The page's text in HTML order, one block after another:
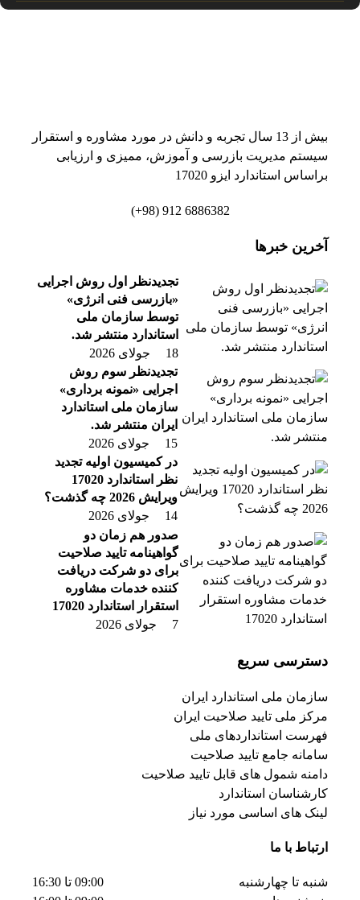
بیش از 13 سال تجربه و دانش در مورد مشاوره و استقرار
سیستم مدیریت بازرسی و آموزش، ممیزی و ارزیابی
براساس استاندارد ایزو 17020
6886382 912 (98+)
آخرین خبرها
تجدیدنظر اول روش اجرایی
«بازرسی فنی انرژی»
توسط سازمان ملی
استاندارد منتشر شد.
18 جولای 2026
تجدیدنظر سوم روش
اجرایی «نمونه برداری»
سازمان ملی استاندارد
ایران منتشر شد.
15 جولای 2026
در کمیسیون اولیه تجدید
نظر استاندارد 17020
ویرایش 2026 چه گذشت؟
14 جولای 2026
صدور هم زمان دو
گواهینامه تایید صلاحیت
برای دو شرکت دریافت
کننده خدمات مشاوره
استقرار استاندارد 17020
7 جولای 2026
دسترسی سریع
سازمان ملی استاندارد ایران
مرکز ملی تایید صلاحیت ایران
فهرست استانداردهای ملی
سامانه جامع تایید صلاحیت
دامنه شمول های قابل تایید صلاحیت
کارشناسان استاندارد
لینک های اساسی مورد نیاز
ارتباط با ما
شنبه تا چهارشنبه
09:00 تا 16:30